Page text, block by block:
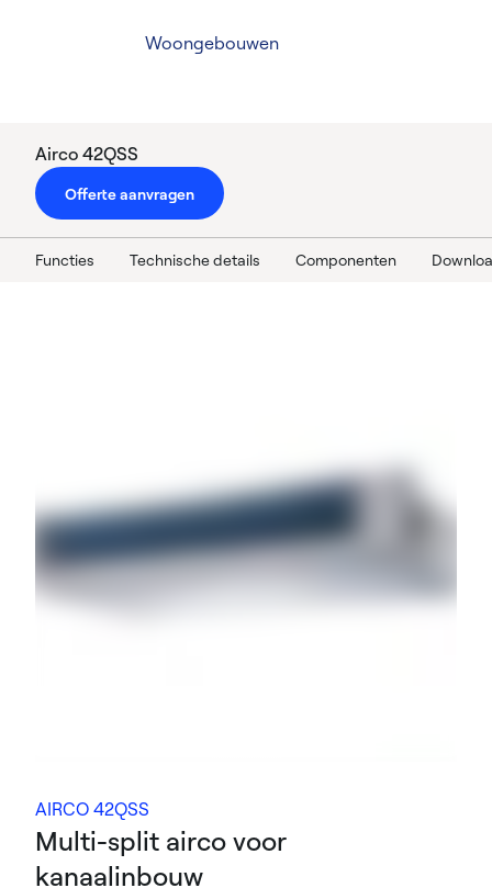
Woongebouwen
Airco 42QSS
Offerte aanvragen
Functies Technische details Componenten
AIRCO 42QSS
Multi-split airco voor
kanaalinbouw